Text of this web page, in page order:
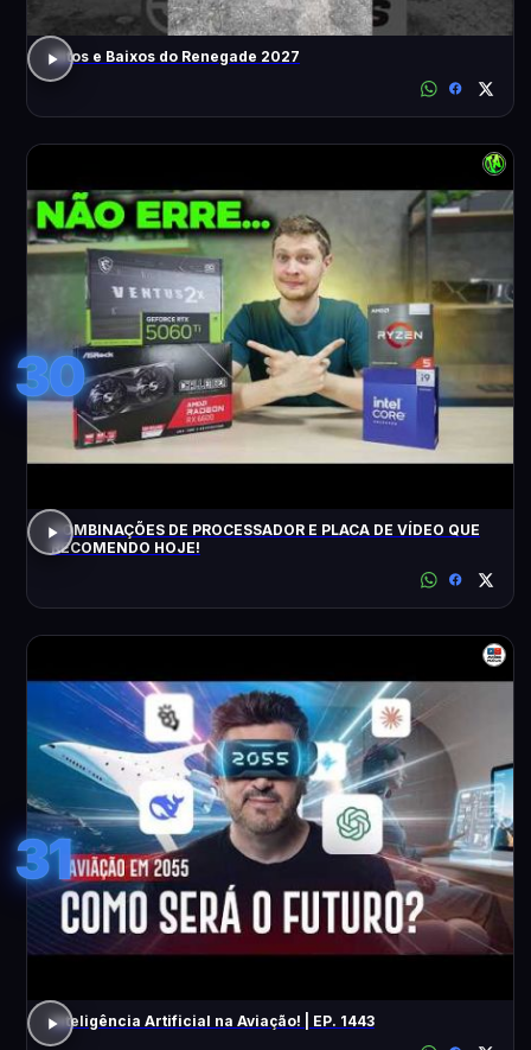
Altos e Baixos do Renegade 2027
30
COMBINAÇÕES DE PROCESSADOR E PLACA DE VÍDEO QUE
RECOMENDO HOJE!
31
Inteligência Artificial na Aviação! | EP. 1443